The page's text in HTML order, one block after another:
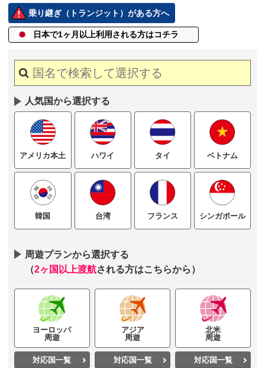
乗り継ぎ（トランジット）がある方へ
日本で1ヶ月以上利用される方はコチラ
人気国から選択する
アメリカ本土 ハワイ タイ ベトナム
韓国 台湾 フランス シンガポール
周遊プランから選択する
（2ヶ国以上渡航される方はこちらから）
ヨーロッパ
周遊
対応国一覧
アジア
周遊
対応国一覧
北米
周遊
対応国一覧